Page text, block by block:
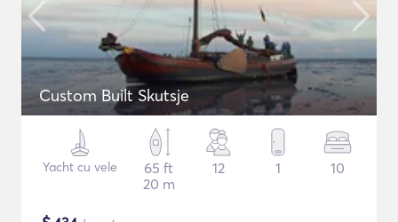
Custom Built Skutsje
Yacht cu vele
65 ft
20 m
12 1 10